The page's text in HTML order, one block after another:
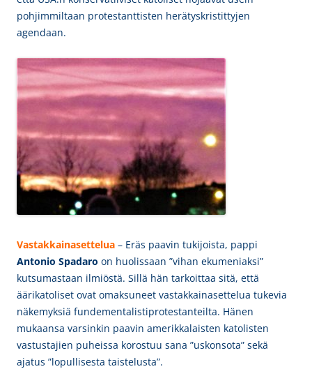
pohjimmiltaan protestanttisten herätyskristittyjen
agendaan.
Vastakkainasettelua – Eräs paavin tukijoista, pappi
Antonio Spadaro on huolissaan ”vihan ekumeniaksi”
kutsumastaan ilmiöstä. Sillä hän tarkoittaa sitä, että
äärikatoliset ovat omaksuneet vastakkainasettelua tukevia
näkemyksiä fundementalistiprotestanteilta. Hänen
mukaansa varsinkin paavin amerikkalaisten katolisten
vastustajien puheissa korostuu sana ”uskonsota” sekä
ajatus ”lopullisesta taistelusta”.